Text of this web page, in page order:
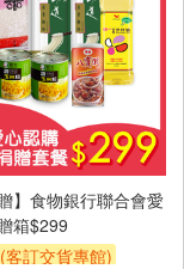
】食物銀行聯合會愛
箱$299
客訂交貨專館)